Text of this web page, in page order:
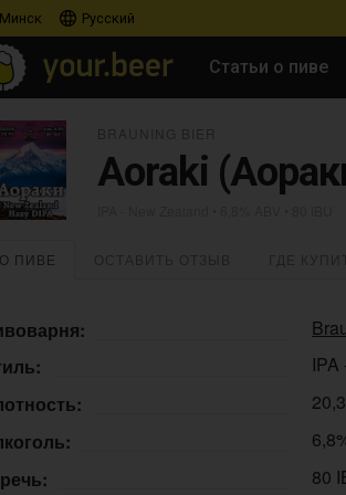
Минск Русский
Статьи о пиве
Aoraki
О ПИВЕ
80